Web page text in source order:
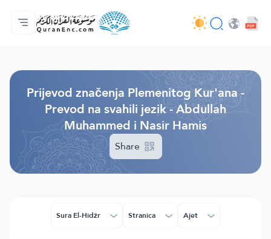
Početna stranica
Sadržaj prijevodā
Audio
Usluge programera - API
O projektu
Kontaktiraj nas
Jezik
Prijevod značenja Plemenitog Kur'ana -
Prevod na svahili jezik - Abdullah
Muhammed i Nasir Hamis
Share
Sura El-Hidžr Stranica Ajet